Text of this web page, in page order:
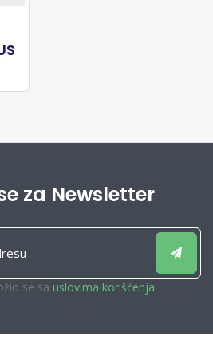
za Newsletter
se sa uslovima korišćenja